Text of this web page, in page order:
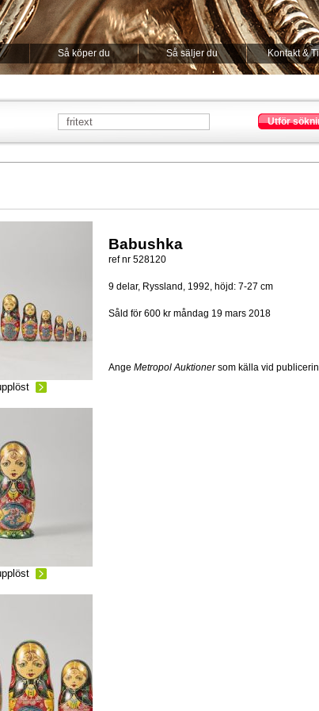
Så köper du Så säljer du Kontakt &
Utför
Babushka
ref nr 528120
9 delar, Ryssland, 1992, höjd: 7-27 cm
Såld för 600 krmåndag 19 mars 2018
Ange Metropol Auktionersom källa vid